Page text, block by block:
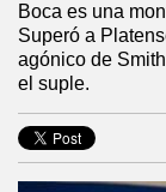
Boca es una
Superó a
agónico de
el suple.